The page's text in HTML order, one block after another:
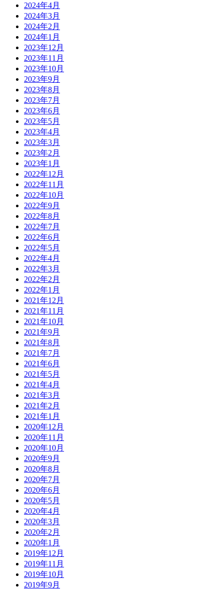
2024年4月
2024年3月
2024年2月
2024年1月
2023年12月
2023年11月
2023年10月
2023年9月
2023年8月
2023年7月
2023年6月
2023年5月
2023年4月
2023年3月
2023年2月
2023年1月
2022年12月
2022年11月
2022年10月
2022年9月
2022年8月
2022年7月
2022年6月
2022年5月
2022年4月
2022年3月
2022年2月
2022年1月
2021年12月
2021年11月
2021年10月
2021年9月
2021年8月
2021年7月
2021年6月
2021年5月
2021年4月
2021年3月
2021年2月
2021年1月
2020年12月
2020年11月
2020年10月
2020年9月
2020年8月
2020年7月
2020年6月
2020年5月
2020年4月
2020年3月
2020年2月
2020年1月
2019年12月
2019年11月
2019年10月
2019年9月